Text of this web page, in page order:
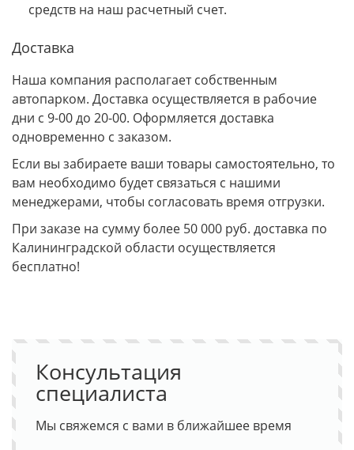
средств на наш расчетный счет.
Доставка
Наша компания располагает собственным
автопарком. Доставка осуществляется в рабочие
дни с 9-00 до 20-00. Оформляется доставка
одновременно с заказом.
Если вы забираете ваши товары самостоятельно, то
вам необходимо будет связаться с нашими
менеджерами, чтобы согласовать время отгрузки.
При заказе на сумму более 50 000 руб. доставка по
Калининградской области осуществляется
бесплатно!
Консультация
специалиста
Мы свяжемся с вами в ближайшее время